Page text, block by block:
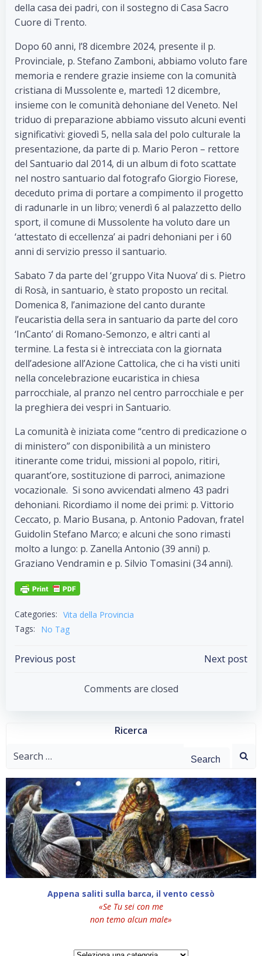
della casa dei padri, con il sostegno di Casa Sacro
Cuore di Trento.
Dopo 60 anni, l’8 dicembre 2024, presente il p.
Provinciale, p. Stefano Zamboni, abbiamo voluto fare
memoria e rendere grazie insieme con la comunità
cristiana di Mussolente e, martedì 12 dicembre,
insieme con le comunità dehoniane del Veneto. Nel
triduo di preparazione abbiamo vissuto alcuni eventi
significativi: giovedì 5, nella sala del polo culturale la
presentazione, da parte di p. Mario Peron – rettore
del Santuario dal 2014, di un album di foto scattate
nel nostro santuario dal fotografo Giorgio Fiorese,
deceduto prima di portare a compimento il progetto
di radunarle in un libro; venerdì 6 al palazzetto dello
sport, il comune di Mussolente ha voluto dare un
‘attestato di eccellenza’ ai padri dehoniani per i 60
anni di servizio presso il santuario.
Sabato 7 da parte del ‘gruppo Vita Nuova’ di s. Pietro
di Rosà, in santuario, è stato proposto un recital.
Domenica 8, l’animazione del canto durante
l’eucaristia della sera in santuario da parte del coro
‘InCanto’ di Romano-Semonzo, e altri canti al
termine. La festa si è intrecciata con la giornata
dell’adesione all’Azione Cattolica, che ci ha visti uniti
nella concelebrazione eucaristica in chiesa
parrocchiale, al pranzo nel centro parrocchiale e per
la preghiera dei vespri in Santuario.
La comunità è iniziata come “centro di predicazione o
di ministero” con disponibilità a un ministero
itinerante come tridui, missioni al popolo, ritiri,
quarant’ore, sostituzione di parroci, animazione
vocazionale. Si sono avvicendati almeno 43 padri
dehoniani. Ricordiamo il nome dei primi: p. Vittorio
Ceccato, p. Mario Busana, p. Antonio Padovan, fratel
Guidolin Stefano Marco; e alcuni che sono rimasti
molto a lungo: p. Zanella Antonio (39 anni) p.
Graziano Vendramin e p. Silvio Tomasini (34 anni).
Categories: Vita della Provincia
Tags:
No Tag
Post
navigation
Previous post
navigation
Next post
Comments are closed
Ricerca
Search
Appena saliti sulla barca, il vento cessò
«Se Tu sei con me
non temo alcun male»